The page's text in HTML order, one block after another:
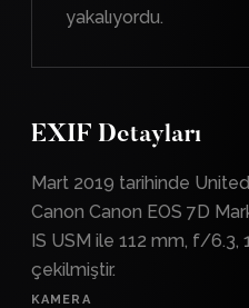
yakalıyordu.
EXIF Detayları
Mart 2019 tarihinde
Canon Canon EOS 7D
IS USM ile 112 mm, f/6.3,
çekilmiştir.
KAMERA